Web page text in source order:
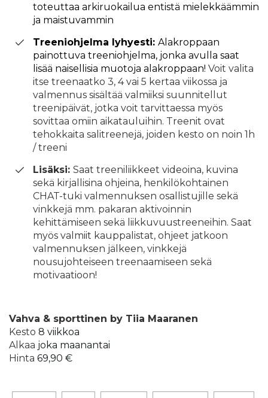
toteuttaa arkiruokailua entistä mielekkäämmin
ja maistuvammin
Treeniohjelma lyhyesti: Alakroppaan
painottuva treeniohjelma, jonka avulla saat
lisää naisellisia muotoja alakroppaan! Voit valita
itse treenaatko 3, 4 vai 5 kertaa viikossa ja
valmennus sisältää valmiiksi suunnitellut
treenipäivät, jotka voit tarvittaessa myös
sovittaa omiin aikatauluihin. Treenit ovat
tehokkaita salitreenejä, joiden kesto on noin 1h
/ treeni
Lisäksi: Saat treeniliikkeet videoina, kuvina
sekä kirjallisina ohjeina, henkilökohtainen
CHAT-tuki valmennuksen osallistujille sekä
vinkkejä mm. pakaran aktivoinnin
kehittämiseen sekä liikkuvuustreeneihin. Saat
myös valmiit kauppalistat, ohjeet jatkoon
valmennuksen jälkeen, vinkkejä
nousujohteiseen treenaamiseen sekä
motivaatioon!
Vahva & sporttinen by Tiia Maaranen
Kesto 8 viikkoa
Alkaa joka maanantai
Hinta 69,90 €